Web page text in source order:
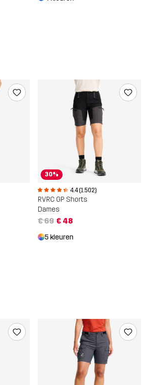
30%
4.4 (1.502)
RVRC GP Shorts
Dames
€ 69 € 48
5 kleuren